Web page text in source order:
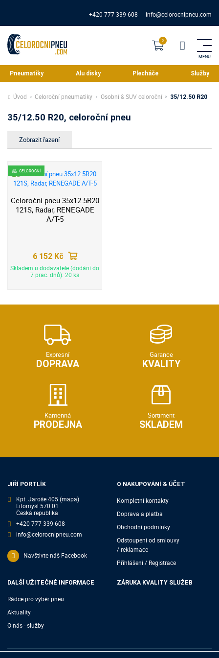
+420 777 339 608 info@celorocnipneu.com
Pneumatiky Alu disky Plecháče Služby
Úvod Celoroční pneumatiky Osobní & SUV celoroční 35/12.50 R20
35/12.50 R20, celoroční pneu
CELOROČNÍ
Celoroční pneu 35x12.5R20
121S, Radar, RENEGADE
A/T-5
6 152 Kč
Skladem u dodavatele (dodání do
7 prac. dnů): 20 ks
Expresní
DOPRAVA
Garance
KVALITY
Kamenná
PRODEJNA
Sortiment
SKLADEM
JIŘÍ PORTLÍK
Kpt. Jaroše 405(mapa)
Litomyšl 570 01
Česká republika
+420 777 339 608
info@celorocnipneu.com
Navštivte náš Facebook
O NAKUPOVÁNÍ & ÚČET
Kompletní kontakty
Doprava a platba
Obchodní podmínky
Odstoupení od smlouvy
/ reklamace
Přihlášení / Registrace
DALŠÍ UŽITEČNÉ INFORMACE
Rádce pro výběr pneu
Aktuality
O nás - služby
ZÁRUKA KVALITY SLUŽEB